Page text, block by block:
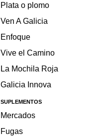
Plata o plomo
Ven A Galicia
Enfoque
Vive el Camino
La Mochila Roja
Galicia Innova
SUPLEMENTOS
Mercados
Fugas